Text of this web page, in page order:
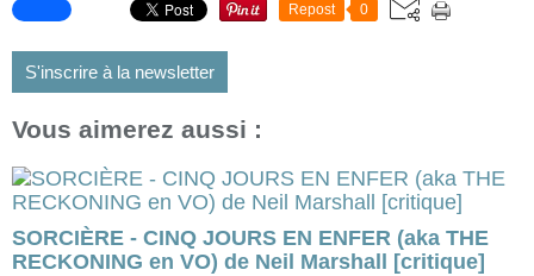
Repost 0
S'inscrire à la newsletter
Vous aimerez aussi :
SORCIÈRE - CINQ JOURS EN ENFER (aka THE
RECKONING en VO) de Neil Marshall [critique]